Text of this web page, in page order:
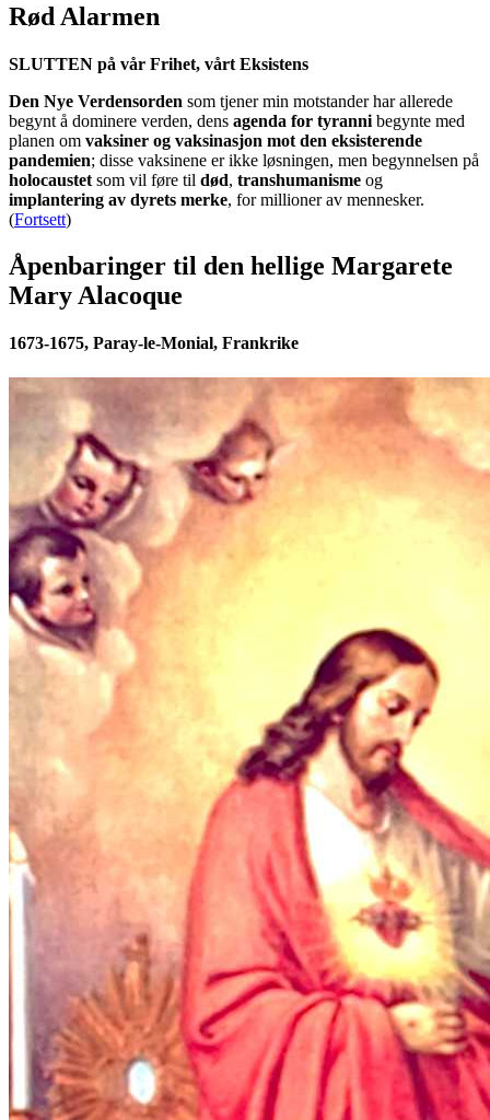
Rød Alarmen
SLUTTEN på vår Frihet, vårt Eksistens
Den Nye Verdensorden som tjener min motstander har allerede
begynt å dominere verden, dens agenda for tyranni begynte med
planen om vaksiner og vaksinasjon mot den eksisterende
pandemien; disse vaksinene er ikke løsningen, men begynnelsen på
holocaustet som vil føre til død, transhumanisme og
implantering av dyrets merke, for millioner av mennesker.
(Fortsett)
Åpenbaringer til den hellige Margarete
Mary Alacoque
1673-1675, Paray-le-Monial, Frankrike